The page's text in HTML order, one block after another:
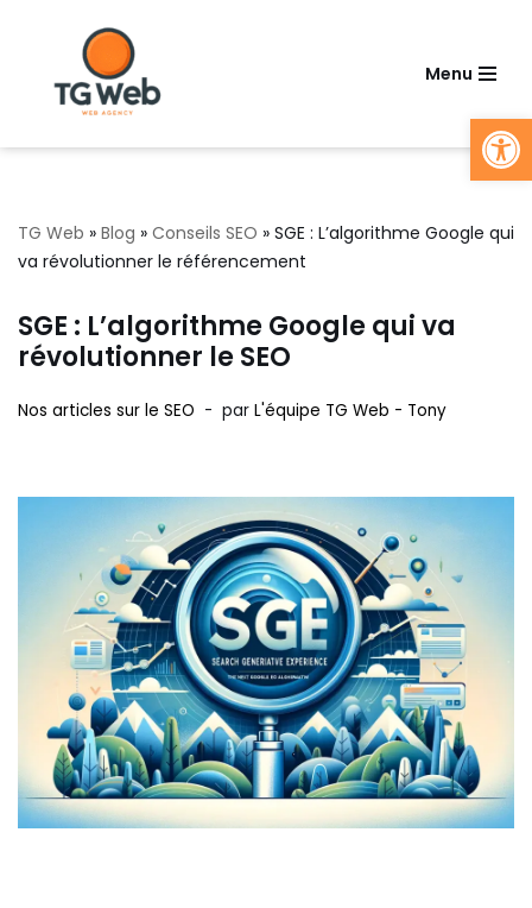
contenu
Menu
TG Web » Blog » Conseils SEO » SGE : L’algorithme Google qui
va révolutionner le référencement
SGE : L’algorithme Google qui va
révolutionner le SEO
Nos articles sur le SEO par L'équipe TG Web - Tony